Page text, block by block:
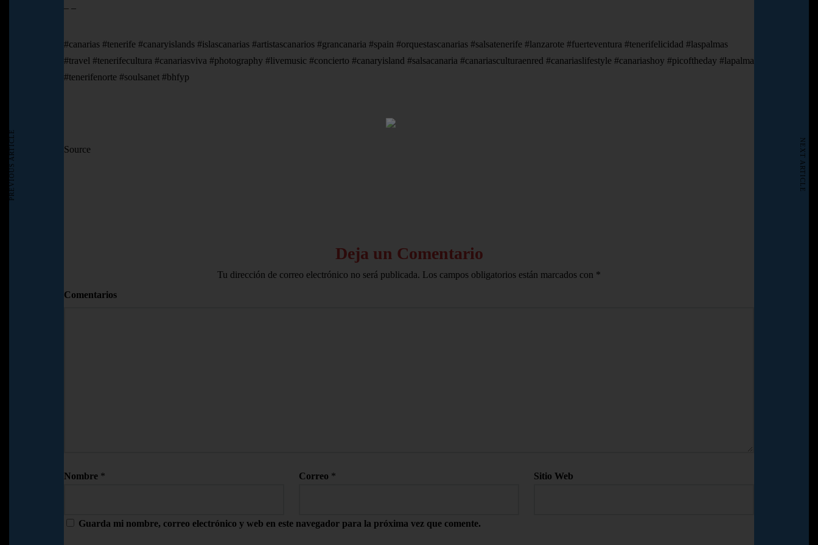
AVISO LEGAL
#canarias #tenerife #canaryislands #islascanarias #artistascanarios #grancanaria #spain #orquestascanarias #salsatenerife #lanzarote #fuerteventura #tenerifelicidad #laspalmas
#travel #tenerifecultura #canariasviva #photography #livemusic #concierto #canaryisland #salsacanaria #canariasculturaenred #canariaslifestyle #canariashoy #picoftheday #lapalma
#tenerifenorte #soulsanet #bhfyp
Source
Deja un Comentario
Tu dirección de correo electrónico no será publicada. Los campos obligatorios están marcados con *
Comentarios
Nombre * Correo * Sitio Web
Guarda mi nombre, correo electrónico y web en este navegador para la próxima vez que comente.
PREVIOUS ARTICLE NEXT ARTICLE